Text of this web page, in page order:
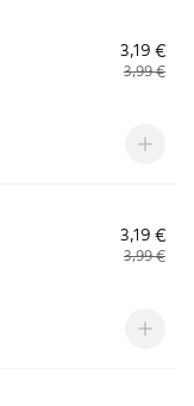
3,19 €
3,99 €
3,19 €
3,99 €